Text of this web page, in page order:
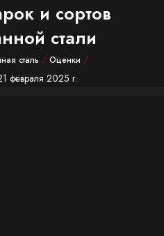
и сортов
стали
сталь / Оценки/
февраля 2025 г.